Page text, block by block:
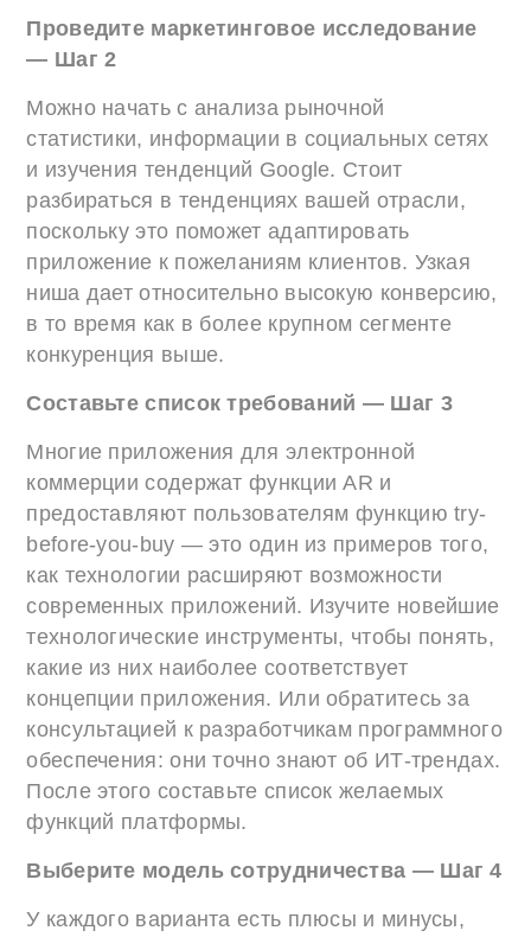
Проведите маркетинговое исследование
— Шаг 2
Можно начать с анализа рыночной
статистики, информации в социальных сетях
и изучения тенденций Google. Стоит
разбираться в тенденциях вашей отрасли,
поскольку это поможет адаптировать
приложение к пожеланиям клиентов. Узкая
ниша дает относительно высокую конверсию,
в то время как в более крупном сегменте
конкуренция выше.
Составьте список требований — Шаг 3
Многие приложения для электронной
коммерции содержат функции AR и
предоставляют пользователям функцию try-
before-you-buy — это один из примеров того,
как технологии расширяют возможности
современных приложений. Изучите новейшие
технологические инструменты, чтобы понять,
какие из них наиболее соответствует
концепции приложения. Или обратитесь за
консультацией к разработчикам программного
обеспечения: они точно знают об ИТ-трендах.
После этого составьте список желаемых
функций платформы.
Выберите модель сотрудничества — Шаг 4
У каждого варианта есть плюсы и минусы,